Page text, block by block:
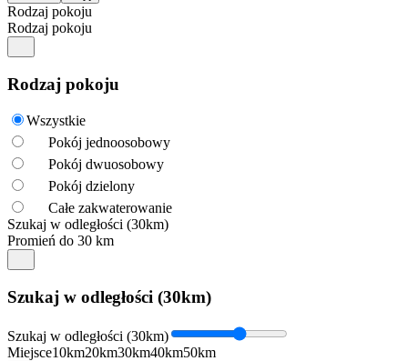
Rodzaj pokoju
Rodzaj pokoju
Rodzaj pokoju
Wszystkie
Pokój jednoosobowy
Pokój dwuosobowy
Pokój dzielony
Całe zakwaterowanie
Szukaj w odległości (30km)
Promień do 30 km
Szukaj w odległości (30km)
Szukaj w odległości (30km)
Miejsce10km20km30km40km50km